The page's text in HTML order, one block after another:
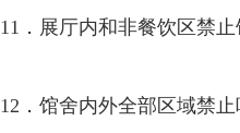
11．展厅内和非餐饮区禁止
12．馆舍内外全部区域禁止